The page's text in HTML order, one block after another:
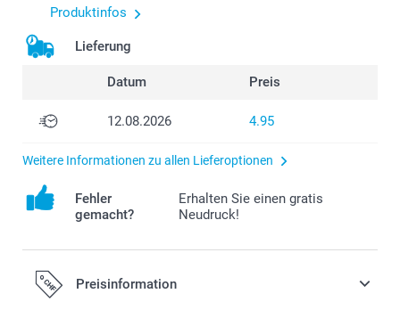
Produktinfos
Lieferung
Datum Preis
12.08.2026 4.95
Weitere Informationen zu allen Lieferoptionen
Fehler
gemacht?
Erhalten Sie einen gratis
Neudruck!
Preisinformation